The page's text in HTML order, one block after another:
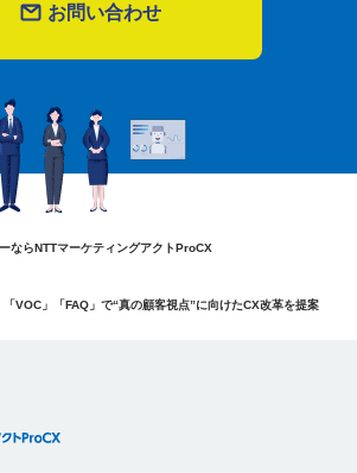
お問い合わせ
ならNTTマーケティングアクトProCX
VOC」「FAQ」で“真の顧客視点”に向けたCX改革を提案